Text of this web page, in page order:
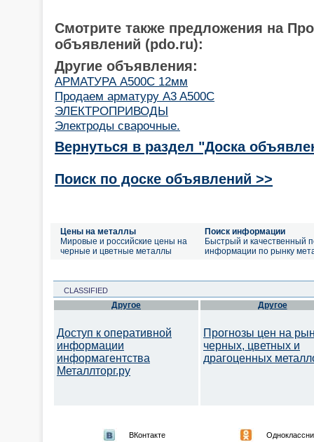
Смотрите также предложения на
объявлений (pdo.ru):
Другие объявления:
АРМАТУРА А500С 12мм
Продаем арматуру A3 A500C
ЭЛЕКТРОПРИВОДЫ
Электроды сварочные.
Вернуться в раздел "Доска
Поиск по доске объявлений >>
Цены на металлы
Мировые и российские цены на
черные и цветные металлы
Поиск информации
Быстрый и качественный
информации по рынку
CLASSIFIED
Другое
Доступ к оперативной
информации
информагентства
Металлторг.ру
Другое
Прогнозы цен на
черных, цветных и
драгоценных
ВКонтакте